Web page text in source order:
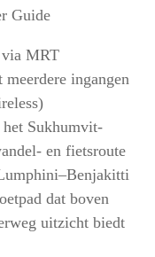
Guide
MRT
ingangen
het Sukhumvit-
en fietsroute
dat boven
uitzicht biedt